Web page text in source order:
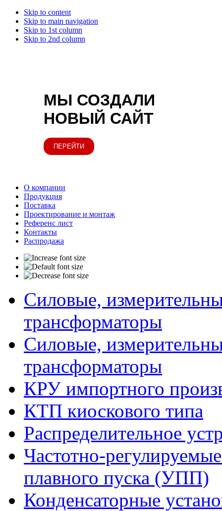
Skip to content
Skip to main navigation
Skip to 1st column
Skip to 2nd column
МЫ СОЗДАЛИ
НОВЫЙ САЙТ
ПЕРЕЙТИ
О компании
Продукция
Поставка
Проектирование и монтаж
Референс лист
Контакты
Распродажа
Силовые,
трансформаторы
Силовые,
трансформаторы
КРУ импортного
КТП киоскового типа
Распределительное
Частотно-
плавного пуска (УПП)
Конденсаторные